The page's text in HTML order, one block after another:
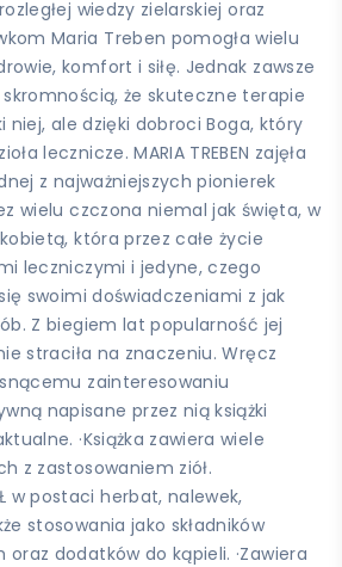
wiedzy zielarskiej oraz
Maria Treben pomogła wielu
komfort i siłę. Jednak zawsze
skromnością, że skuteczne terapie
niej, ale dzięki dobroci Boga, który
lecznicze. MARIA TREBEN zajęła
z najważniejszych pionierek
wielu czczona niemal jak święta, w
która przez całe życie
leczniczymi i jedyne, czego
swoimi doświadczeniami z jak
Z biegiem lat popularność jej
straciła na znaczeniu. Wręcz
zainteresowaniu
napisane przez nią książki
·Książka zawiera wiele
z zastosowaniem ziół.
w postaci herbat, nalewek,
stosowania jako składników
oraz dodatków do kąpieli. ·Zawiera